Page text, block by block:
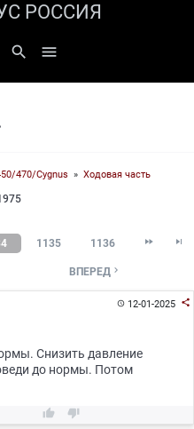
РОССИЯ
search 
470/Cygnus » Ходовая часть
1135 1136  
ВПЕРЕД 
12-01-2025 
Снизить давление
до нормы. Потом
 